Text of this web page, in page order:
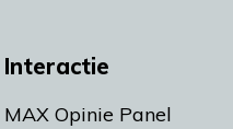
Interactie
MAX Opinie Panel